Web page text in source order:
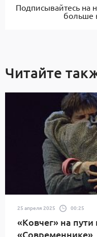
Подписывайтесь на
больше
Читайте
25 апреля 2025 00:25
«Ковчег» на пути
«Современнике»